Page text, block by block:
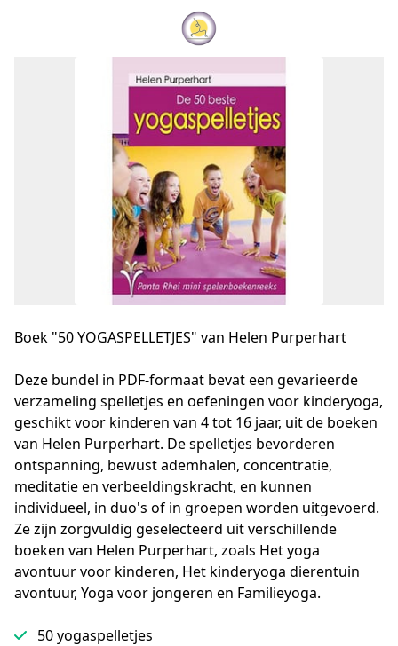
Boek "50 YOGASPELLETJES" van Helen Purperhart
Deze bundel in PDF-formaat bevat een gevarieerde
verzameling spelletjes en oefeningen voor kinderyoga,
geschikt voor kinderen van 4 tot 16 jaar, uit de boeken
van Helen Purperhart. De spelletjes bevorderen
ontspanning, bewust ademhalen, concentratie,
meditatie en verbeeldingskracht, en kunnen
individueel, in duo's of in groepen worden uitgevoerd.
Ze zijn zorgvuldig geselecteerd uit verschillende
boeken van Helen Purperhart, zoals Het yoga
avontuur voor kinderen, Het kinderyoga dierentuin
avontuur, Yoga voor jongeren en Familieyoga.
50 yogaspelletjes